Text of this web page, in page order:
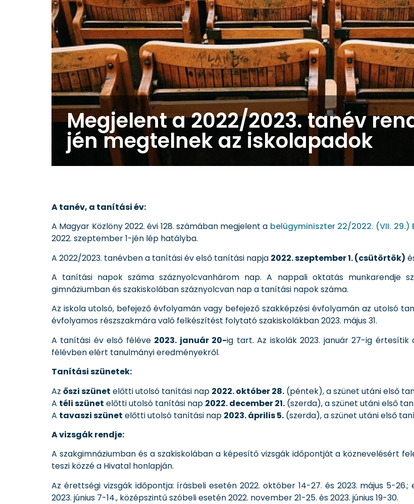
Megjelent a 2022/2023. tanév
jén megtelnek az iskolapadok
A tanév, a tanítási év:
A Magyar Közlöny 2022. évi 128. számában megjelent a belügyminiszter 22/2022. (VII. 29.)
2022. szeptember 1-jén lép hatályba.
A 2022/2023. tanévben a tanítási év első tanítási napja 2022. szeptember 1. (csütörtök)
A tanítási napok száma száznyolcvanhárom nap. A nappali oktatás munkarendje
gimnáziumban és szakiskolában száznyolcvan nap a tanítási napok száma.
Az iskola utolsó, befejező évfolyamán vagy befejező szakképzési évfolyamán az utolsó
évfolyamos részszakmára való felkészítést folytató szakiskolákban 2023. május 31.
A tanítási év első féléve 2023. január 20-ig tart. Az iskolák 2023. január 27-ig
félévben elért tanulmányi eredményekről.
Tanítási szünetek:
Az őszi szünet előtti utolsó tanítási nap 2022. október 28. (péntek), a szünet utáni első
A téli szünet előtti utolsó tanítási nap 2022. december 21. (szerda), a szünet utáni első
A tavaszi szünet előtti utolsó tanítási nap 2023. április 5. (szerda), a szünet utáni első
A vizsgák rendje:
A szakgimnáziumban és a szakiskolában a képesítő vizsgák időpontját a köznevelésért
teszi közzé a Hivatal honlapján.
Az érettségi vizsgák időpontja: írásbeli esetén 2022. október 14-27. és 2023. május 5-
2023. június 7-14., középszintű szóbeli esetén 2022. november 21-25. és 2023. június 19-30.